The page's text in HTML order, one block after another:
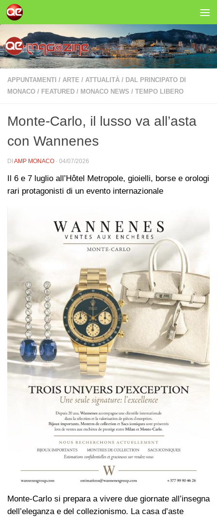
Salta al contenuto
APPUNTAMENTI / ARTE / ATTUALITÀ / DAL PRINCIPATO DI
MONACO / FEATURED / MONACO NEWS / TEMPO LIBERO
Monte-Carlo, il lusso va all’asta
con Wannenes
DI AMP MONACO · 04/07/2026
Il 6 e 7 luglio all’Hôtel Metropole, gioielli, borse e orologi
rari protagonisti di un evento internazionale
Monte-Carlo si prepara a vivere due giornate all’insegna
dell’eleganza e del collezionismo. La casa d’aste